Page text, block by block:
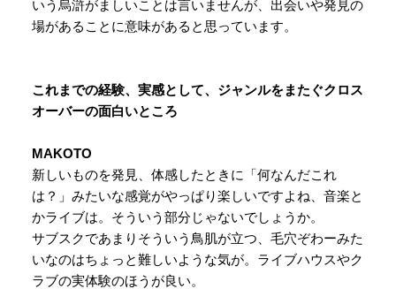
いう烏滸がましいことは言いませんが、出会いや発見の
場があることに意味があると思っています。
これまでの経験、実感として、ジャンルをまたぐクロス
オーバーの面白いところ
MAKOTO
新しいものを発見、体感したときに「何なんだこれ
は？」みたいな感覚がやっぱり楽しいですよね、音楽と
かライブは。そういう部分じゃないでしょうか。
サブスクであまりそういう鳥肌が立つ、毛穴ぞわーみた
いなのはちょっと難しいような気が。ライブハウスやク
ラブの実体験のほうが良い。